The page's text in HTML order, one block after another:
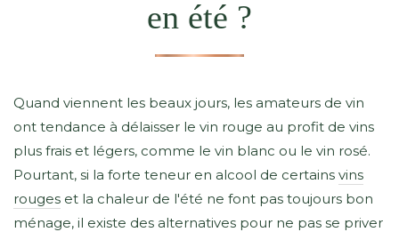
en été ?
Quand viennent les beaux jours, les amateurs de vin
ont tendance à délaisser le vin rouge au profit de vins
plus frais et légers, comme le vin blanc ou le vin rosé.
Pourtant, si la forte teneur en alcool de certains vins
rouges et la chaleur de l'été ne font pas toujours bon
ménage, il existe des alternatives pour ne pas se priver